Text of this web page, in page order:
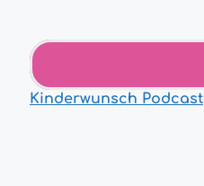
Kinderwunsch Podcast